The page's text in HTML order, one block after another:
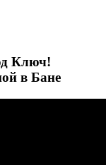
Ключ!
в Бане